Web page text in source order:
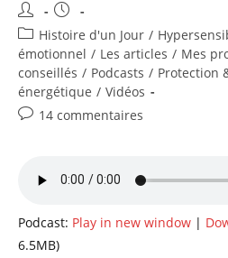
Auteur/autrice
de
la
publication :
Publication
publiée :
Post
category:
Histoire d'un Jour /
émotionnel / Les articles / Mes
conseillés / Podcasts / Protection
énergétique / Vidéos
Commentaires
publication :
14 commentaires
Podcast: Play in new window |
6.5MB)